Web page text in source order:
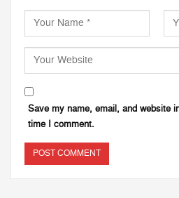
Save my name, email, and website
time I comment.